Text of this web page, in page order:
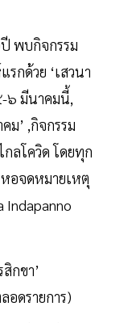
ปี พบกิจกรรม
กด้วย ‘เสวนา
-๖ มีนาคมนี้,
ม’ ,กิจกรรม
ลโควิด โดยทุก
อจดหมายเหตุ
กขา’
ดรายการ)